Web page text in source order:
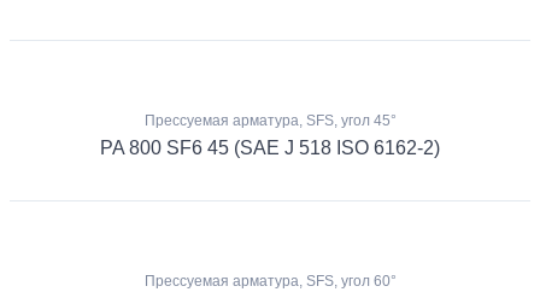
Прессуемая арматура, SFS, угол 45°
PA 800 SF6 45 (SAE J 518 ISO 6162-2)
Прессуемая арматура, SFS, угол 60°